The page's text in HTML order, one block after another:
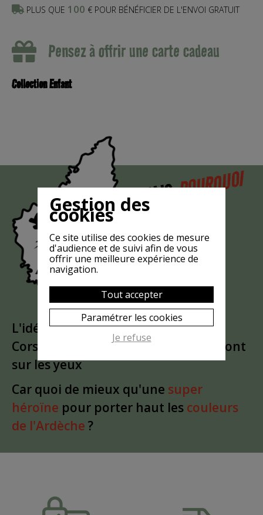
PLUS QUE 100 € POUR BÉNÉFICIER DE L'ENVOI GRATUIT
Pensez à offrir une carte cadeau
Collection Enfant
MAISPOURQUOI
LA CHÈVRE
EST-ELLE
MASQUÉE
L'idée est partie d'unclin d'oeilà la
Corse. Puis le bandeau a glissé du front
sur les yeux
Car quoi de mieux qu'une super
héroïne pour porter haut les couleurs
de l'Ardèche ?
Gestion des
cookies
Ce site utilise des cookies de mesure
d'audience et de suivi afin de vous
offrir une meilleure expérience de
navigation.
Tout accepter
Paramétrer les cookies
Je refuse